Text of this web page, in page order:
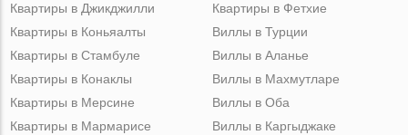
Квартиры в Джикджилли
Квартиры в Фетхие
Квартиры в Коньяалты
Квартиры в Стамбуле
Квартиры в Конаклы
Квартиры в Мерсине
Квартиры в Мармарисе
Виллы в Турции
Виллы в Аланье
Виллы в Махмутларе
Виллы в Оба
Виллы в Каргыджаке